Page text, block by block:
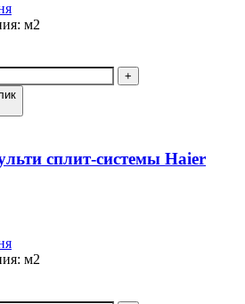
м2
сплит-системы Haier
м2